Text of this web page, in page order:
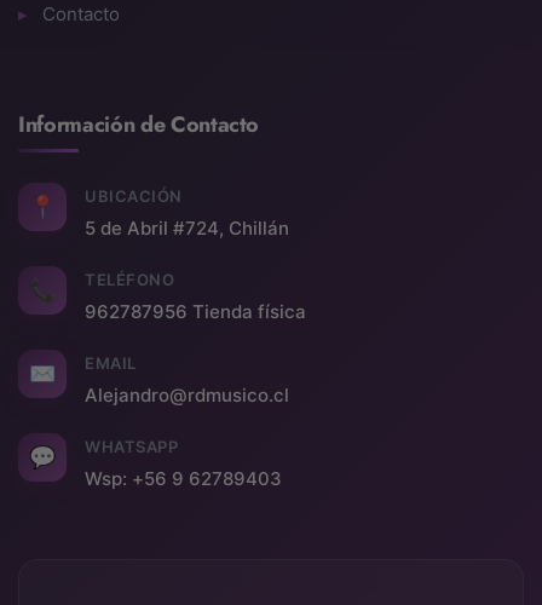
Contacto
Información de Contacto
📍 UBICACIÓN
5 de Abril #724, Chillán
📞 TELÉFONO
962787956 Tienda física
✉ EMAIL
Alejandro@rdmusico.cl
💬 WHATSAPP
Wsp: +56 9 62789403